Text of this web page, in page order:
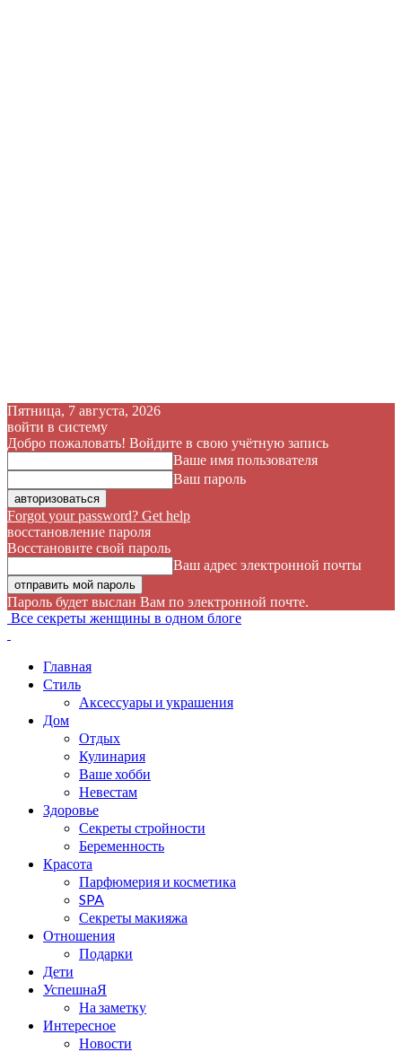
Пятница, 7 августа, 2026
войти в систему
Добро пожаловать! Войдите в свою учётную запись
Ваше имя пользователя
Ваш пароль
Forgot your password? Get help
восстановление пароля
Восстановите свой пароль
Ваш адрес электронной почты
Пароль будет выслан Вам по электронной почте.
Все секреты женщины в одном блоге
Главная
Стиль
Аксессуары и украшения
Дом
Отдых
Кулинария
Ваше хобби
Невестам
Здоровье
Секреты стройности
Беременность
Красота
Парфюмерия и косметика
SPA
Секреты макияжа
Отношения
Подарки
Дети
УспешнаЯ
На заметку
Интересное
Новости